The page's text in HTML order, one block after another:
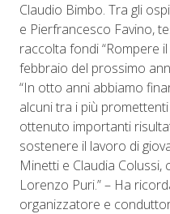
Claudio Bimbo. Tra gli
e Pierfrancesco Favino,
raccolta fondi “Rompere
febbraio del prossimo
“In otto anni abbiamo
alcuni tra i più
ottenuto importanti
sostenere il lavoro di
Minetti e Claudia
Lorenzo Puri.” – Ha
organizzatore e